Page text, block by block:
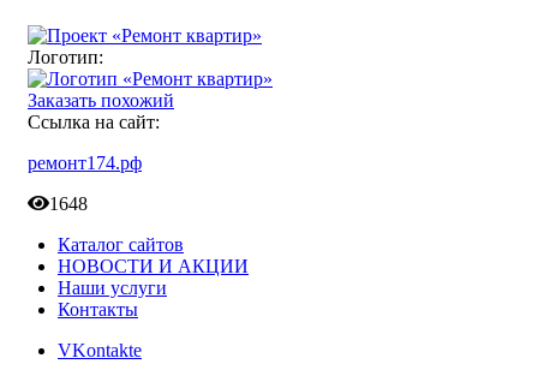
Логотип:
Заказать похожий
Ссылка на сайт:
ремонт174.рф
1648
Каталог сайтов
НОВОСТИ И АКЦИИ
Наши услуги
Контакты
VKontakte